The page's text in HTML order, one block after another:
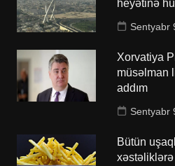
heyətinə
Sentyabr
Xorvatiya
müsəlman
addım
Sentyabr
Bütün